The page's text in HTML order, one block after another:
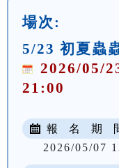
場次:
5/23 初夏蟲
2026/05/
21:00
報 名 期
2026/05/07